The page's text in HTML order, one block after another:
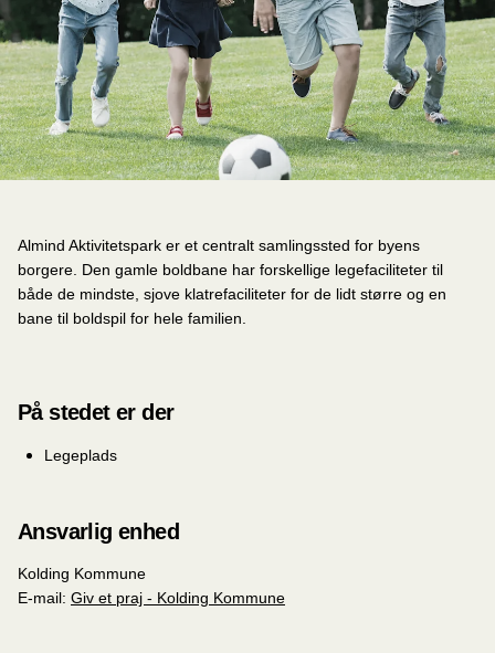
Almind Aktivitetspark er et centralt samlingssted for byens
borgere. Den gamle boldbane har forskellige legefaciliteter til
både de mindste, sjove klatrefaciliteter for de lidt større og en
bane til boldspil for hele familien.
På stedet er der
Legeplads
Ansvarlig enhed
Kolding Kommune
E-mail: Giv et praj - Kolding Kommune